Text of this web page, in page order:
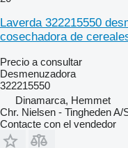
Laverda 322215550
cosechadora de
Precio a consultar
Desmenuzadora
322215550
Dinamarca, Hemmet
Chr. Nielsen - Tingheden A/
Contacte con el vendedor